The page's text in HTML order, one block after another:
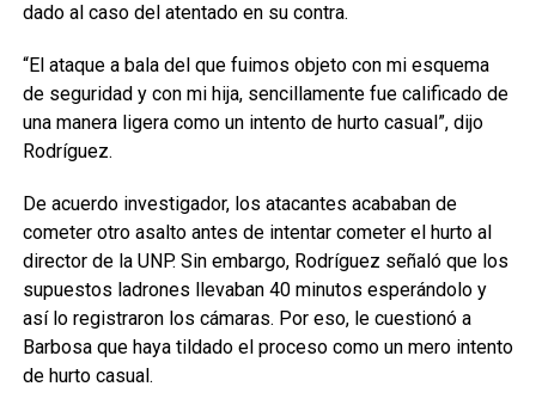
dado al caso del atentado en su contra.
“El ataque a bala del que fuimos objeto con mi esquema
de seguridad y con mi hija, sencillamente fue calificado de
una manera ligera como un intento de hurto casual”, dijo
Rodríguez.
De acuerdo investigador, los atacantes acababan de
cometer otro asalto antes de intentar cometer el hurto al
director de la UNP. Sin embargo, Rodríguez señaló que los
supuestos ladrones llevaban 40 minutos esperándolo y
así lo registraron los cámaras. Por eso, le cuestionó a
Barbosa que haya tildado el proceso como un mero intento
de hurto casual.